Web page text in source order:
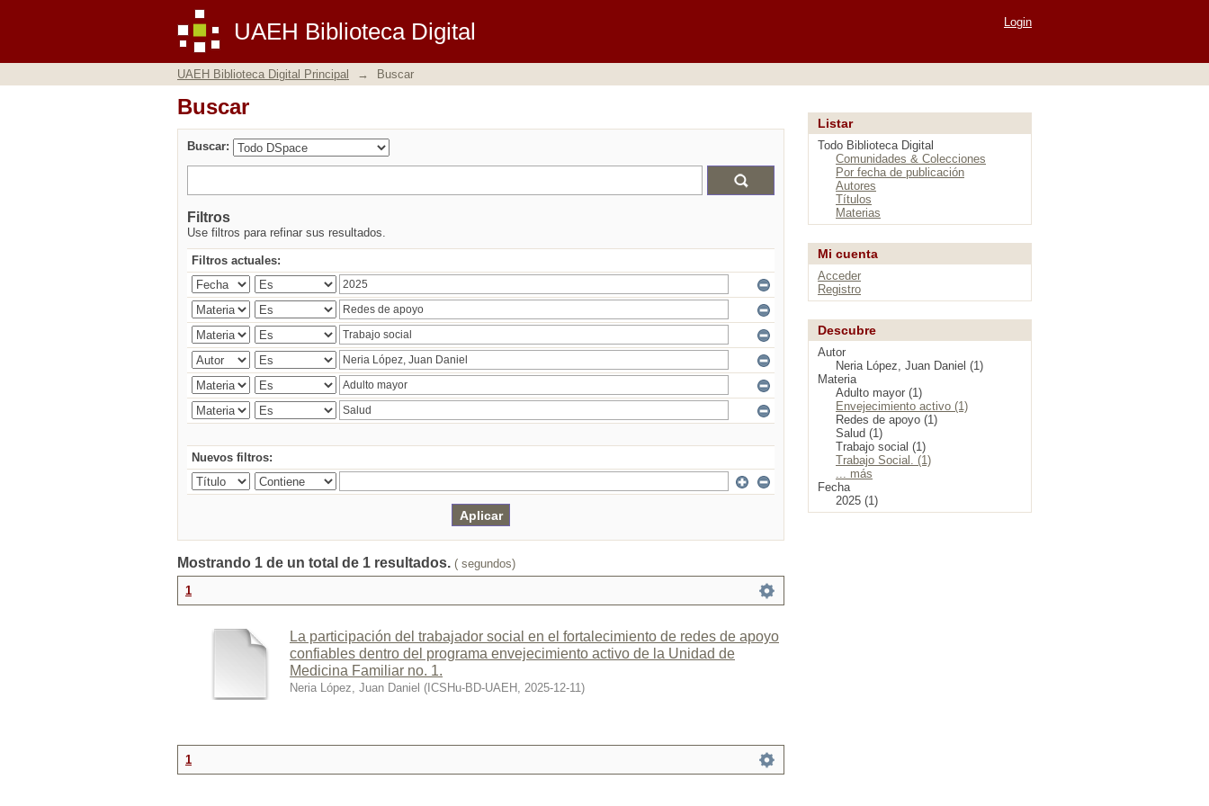
UAEH Biblioteca Digital
Buscar Login
UAEH Biblioteca Digital Principal → Buscar
Buscar
Buscar:
Filtros
Use filtros para refinar sus resultados.
Filtros actuales:
Nuevos filtros:
Mostrando 1 de un total de 1 resultados. ( segundos)
1
La participación del trabajador social en el fortalecimiento de redes de apoyo
confiables dentro del programa envejecimiento activo de la Unidad de
Medicina Familiar no. 1.
Neria López, Juan Daniel ( ICSHu-BD-UAEH , 2025-12-11)
1
Listar
Todo Biblioteca Digital
Comunidades & Colecciones
Por fecha de publicación
Autores
Títulos
Materias
Mi cuenta
Acceder
Registro
Descubre
Autor
Neria López, Juan Daniel (1)
Materia
Adulto mayor (1)
Envejecimiento activo (1)
Redes de apoyo (1)
Salud (1)
Trabajo social (1)
Trabajo Social. (1)
... más
Fecha
2025 (1)